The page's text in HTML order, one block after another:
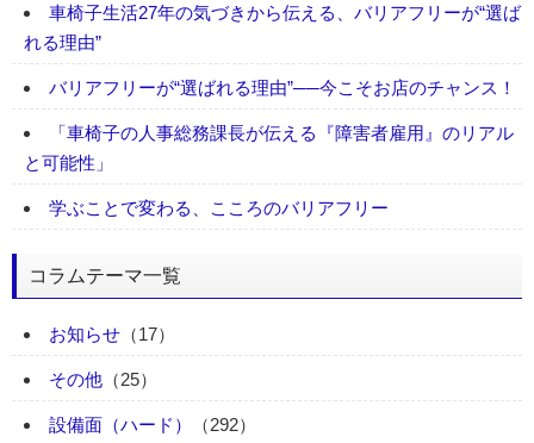
車椅子生活27年の気づきから伝える、バリアフリーが“選ば
れる理由”
バリアフリーが“選ばれる理由”──今こそお店のチャンス！
「車椅子の人事総務課長が伝える『障害者雇用』のリアル
と可能性」
学ぶことで変わる、こころのバリアフリー
コラムテーマ一覧
お知らせ （17）
その他 （25）
設備面（ハード） （292）